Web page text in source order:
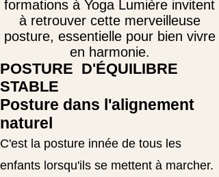
formations à Yoga Lumière invitent
à retrouver cette merveilleuse
posture, essentielle pour bien vivre
en harmonie.
POSTURE D'ÉQUILIBRE
STABLE
Posture dans l'alignement
naturel
C'est la posture innée de tous les
enfants lorsqu'ils se mettent à marcher.